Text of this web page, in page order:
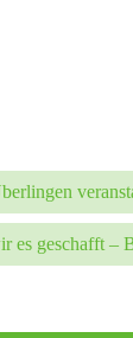
es geschafft –